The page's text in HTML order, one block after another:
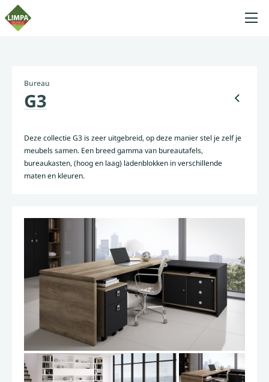
Bureau
G3
Deze collectie G3 is zeer uitgebreid, op deze manier stel je zelf je
meubels samen. Een breed gamma van bureautafels,
bureaukasten, (hoog en laag) ladenblokken in verschillende
maten en kleuren.